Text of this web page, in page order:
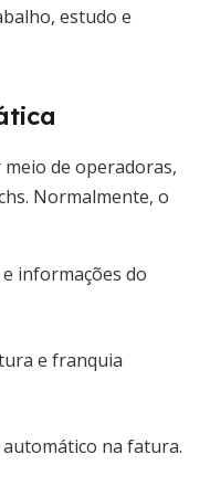
estudo e
de operadoras,
Normalmente, o
informações do
e franquia
na fatura.